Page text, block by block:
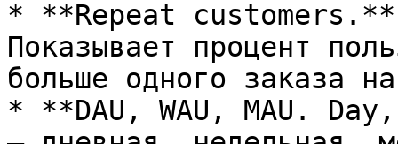
* **Repeat customers.**
Показывает процент
больше одного заказа
* **DAU, WAU, MAU.